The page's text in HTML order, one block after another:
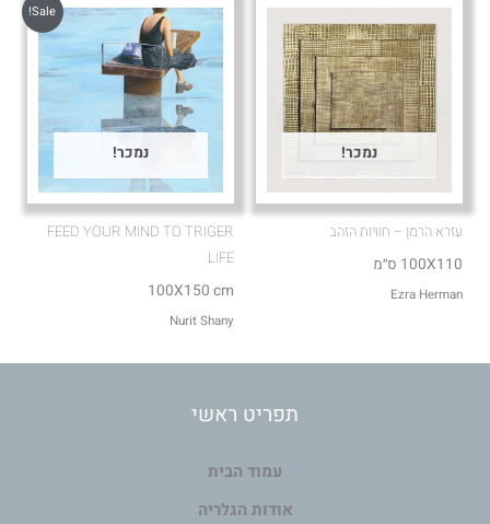
נמכר!
עזרא הרמן – חוויות הזהב
100X110 ס״מ
Ezra Herman
Sale!
נמכר!
FEED YOUR MIND TO TRIGER
LIFE
100X150 cm
Nurit Shany
תפריט ראשי
עמוד הבית
אודות הגלריה